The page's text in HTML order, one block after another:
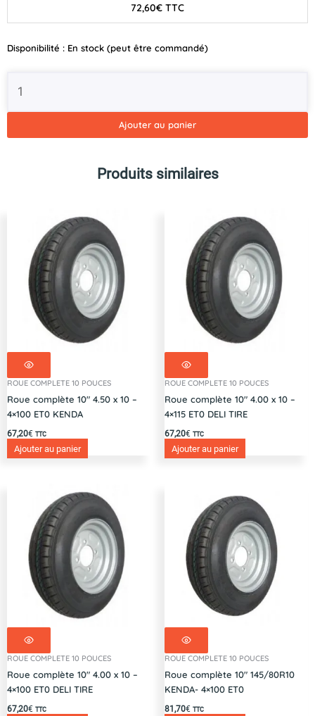
72,60€ TTC
Disponibilité : En stock (peut être commandé)
Ajouter au panier
Produits similaires
ROUE COMPLETE 10 POUCES
Roue complète 10″ 4.50 x 10 –
4×100 ET0 KENDA
67,20€ TTC
Ajouter au panier
ROUE COMPLETE 10 POUCES
Roue complète 10″ 4.00 x 10 –
4×115 ET0 DELI TIRE
67,20€ TTC
Ajouter au panier
ROUE COMPLETE 10 POUCES
Roue complète 10″ 4.00 x 10 –
4×100 ET0 DELI TIRE
67,20€ TTC
ROUE COMPLETE 10 POUCES
Roue complète 10″ 145/80R10
KENDA- 4×100 ET0
81,70€ TTC